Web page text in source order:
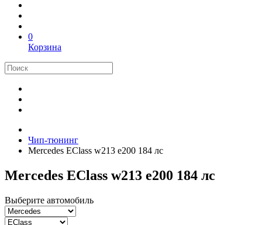
0
Корзина
Чип-тюнинг
Mercedes EClass w213 e200 184 лс
Mercedes EClass w213 e200 184 лс
Выберите автомобиль